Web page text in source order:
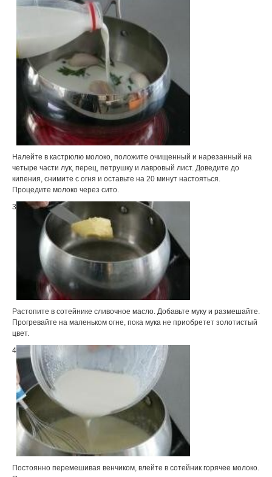
Налейте в кастрюлю молоко, положите очищенный и нарезанный на
четыре части лук, перец, петрушку и лавровый лист. Доведите до
кипения, снимите с огня и оставьте на 20 минут настояться.
Процедите молоко через сито.
3
Растопите в сотейнике сливочное масло. Добавьте муку и размешайте.
Прогревайте на маленьком огне, пока мука не приобретет золотистый
цвет.
4
Постоянно перемешивая венчиком, влейте в сотейник горячее молоко.